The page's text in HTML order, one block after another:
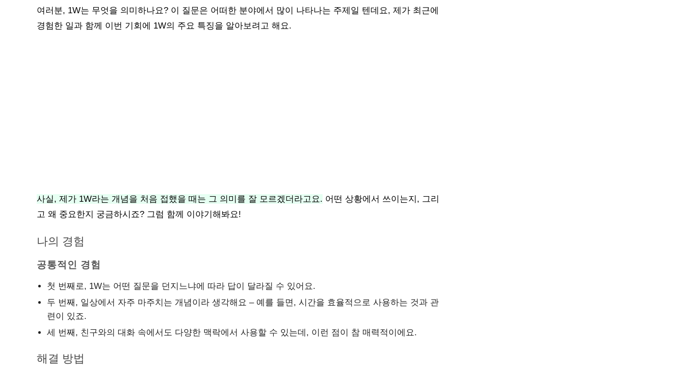
여러분, 1W는 무엇을 의미하나요? 이 질문은 어떠한 분야에서 많이 나타나는 주제일 텐데요, 제가 최근에
경험한 일과 함께 이번 기회에 1W의 주요 특징을 알아보려고 해요.
사실, 제가 1W라는 개념을 처음 접했을 때는 그 의미를 잘 모르겠더라고요. 어떤 상황에서 쓰이는지, 그리
고 왜 중요한지 궁금하시죠? 그럼 함께 이야기해봐요!
나의 경험
공통적인 경험
첫 번째로, 1W는 어떤 질문을 던지느냐에 따라 답이 달라질 수 있어요.
두 번째, 일상에서 자주 마주치는 개념이라 생각해요 – 예를 들면, 시간을 효율적으로 사용하는 것과 관
련이 있죠.
세 번째, 친구와의 대화 속에서도 다양한 맥락에서 사용할 수 있는데, 이런 점이 참 매력적이에요.
해결 방법